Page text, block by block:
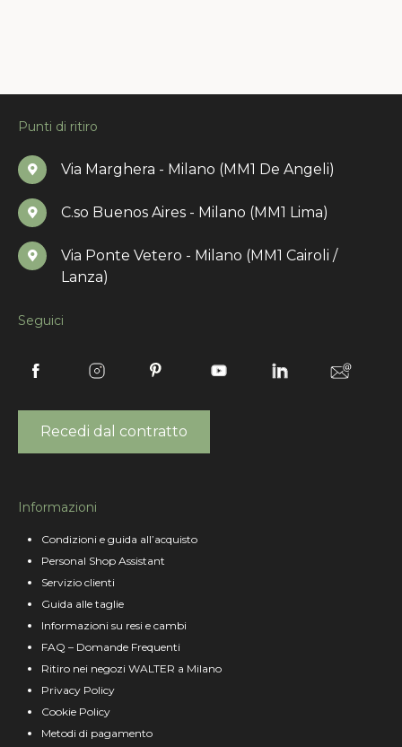
Punti di ritiro
Via Marghera - Milano (MM1 De Angeli)
C.so Buenos Aires - Milano (MM1 Lima)
Via Ponte Vetero - Milano (MM1 Cairoli /
Lanza)
Seguici
Recedi dal contratto
Informazioni
Condizioni e guida all’acquisto
Personal Shop Assistant
Servizio clienti
Guida alle taglie
Informazioni su resi e cambi
FAQ – Domande Frequenti
Ritiro nei negozi WALTER a Milano
Privacy Policy
Cookie Policy
Metodi di pagamento